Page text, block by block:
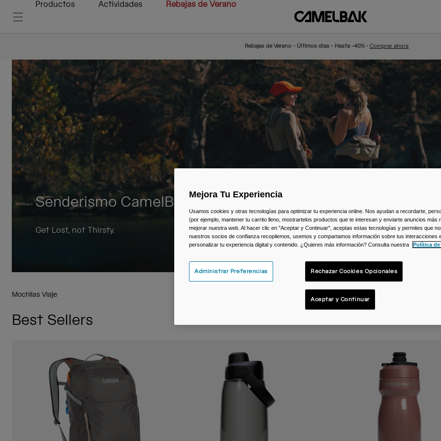
Productos Actividades Rebajas de Verano
Rebajas de Verano - Últimos días - Hasta -40% -Comprar ahora
Senderismo CamelBak
Get Lost, not Thirsty.
Mochilas Viaje Botellas Viaje
Best Sellers
Mejora Tu Experiencia
Usamos cookies y otras tecnologías para optimizar tu experiencia online. Nos ayudan a recordarte,
(por ejemplo, mantener tu carrito lleno, mostrartelos productos que te interesan y enviarte anuncios más
mejorar nuestra web. Al hacer clic en "Aceptar y Continuar", aceptas estas tecnologías y permites que
nuestros socios de confianza recopilemos, usemos y compartamos información sobre tus interacciones
personalizar tu experiencia digital y contenido. ¿Quieres más información? Consulta nuestra
Política
Administrar Preferencias Rechazar Cookies Opcionales
Aceptar y Continuar